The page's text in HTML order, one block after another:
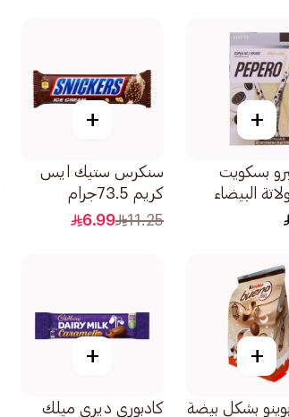
+
بسكويت
البيضاء
+
سنكرس ستيك ايس
كريم 73.5جرام
11.25
6.99
+
بشكل بيضة
+
كادبوري ديري ميلك